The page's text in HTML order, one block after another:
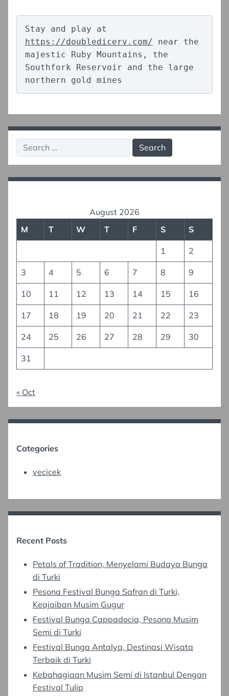
https://doubledicerv.com/ near the
majestic Ruby Mountains, the
Southfork Reservoir and the large
northern gold mines
Search
for:
August 2026
M
T W T F S S
1 2
3 4 5 6 7 8 9
10 11 12 13 14 15 16
17 18 19 20 21 22 23
24 25 26 27 28 29 30
31
« Oct
Categories
vecicek
Recent Posts
Petals of Tradition, Menyelami Budaya Bunga
di Turki
Pesona Festival Bunga Safran di Turki,
Keajaiban Musim Gugur
Festival Bunga Cappadocia, Pesona Musim
Semi di Turki
Festival Bunga Antalya, Destinasi Wisata
Terbaik di Turki
Kebahagiaan Musim Semi di Istanbul Dengan
Festival Tulip